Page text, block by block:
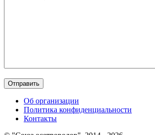
Об организации
Политика конфиденциальности
Контакты